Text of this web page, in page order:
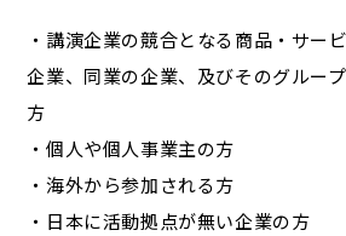
・講演企業の競合となる商品・サー
企業、同業の企業、及びそのグルー
方
・個人や個人事業主の方
・海外から参加される方
・日本に活動拠点が無い企業の方